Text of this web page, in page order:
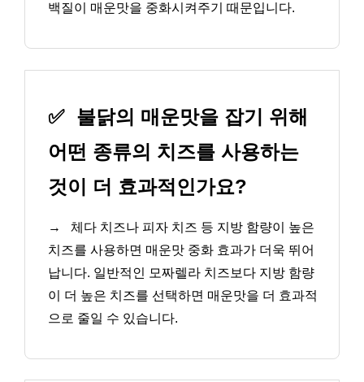
백질이 매운맛을 중화시켜주기 때문입니다.
✅ 불닭의 매운맛을 잡기 위해
어떤 종류의 치즈를 사용하는
것이 더 효과적인가요?
→
체다 치즈나 피자 치즈 등 지방 함량이 높은
치즈를 사용하면 매운맛 중화 효과가 더욱 뛰어
납니다. 일반적인 모짜렐라 치즈보다 지방 함량
이 더 높은 치즈를 선택하면 매운맛을 더 효과적
으로 줄일 수 있습니다.